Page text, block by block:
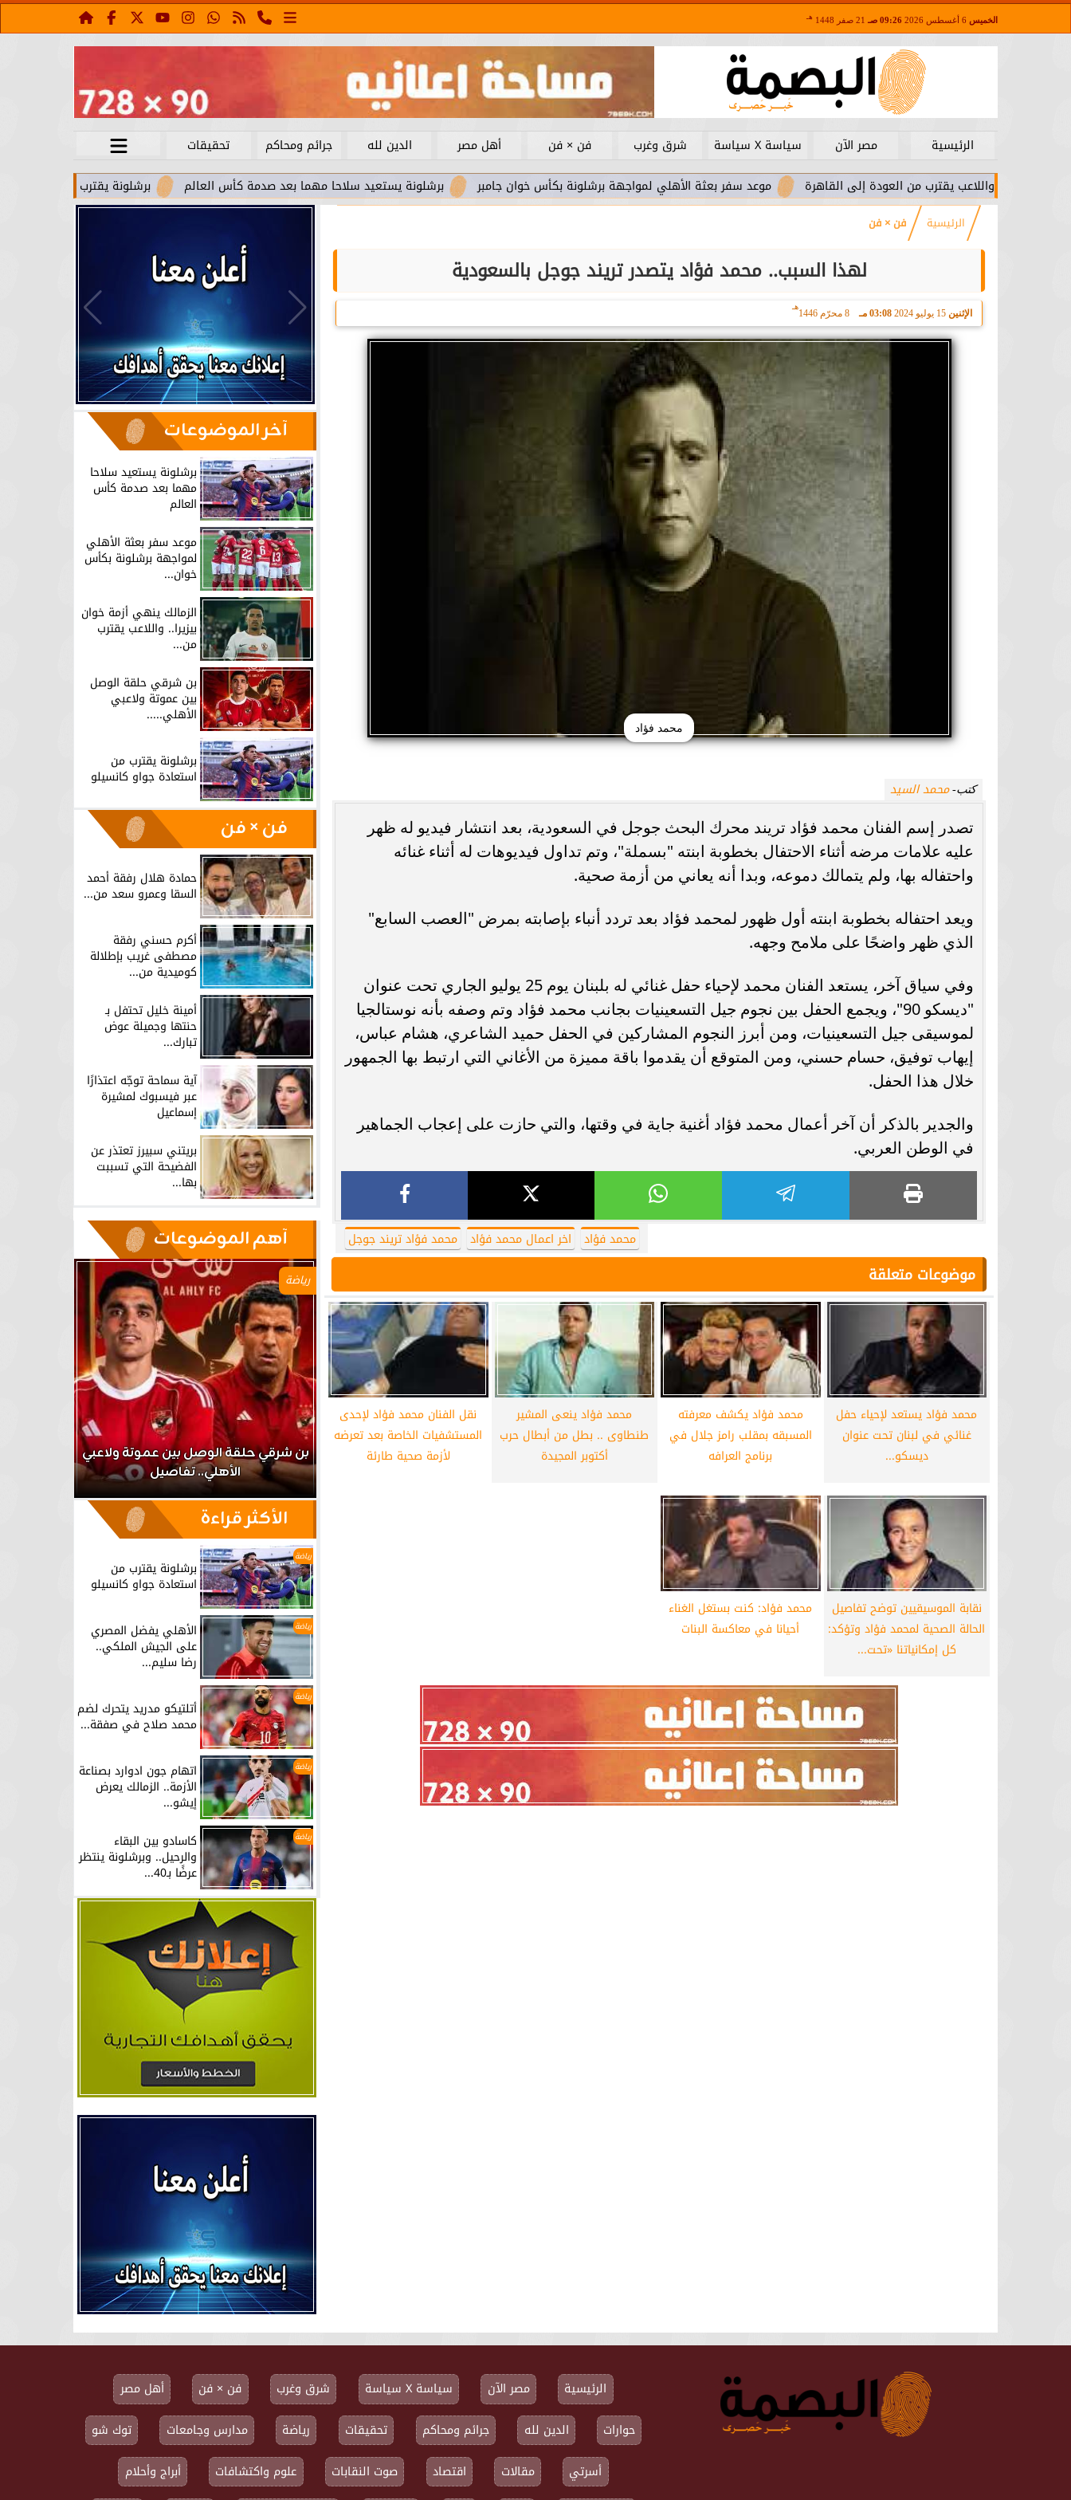
الخميس 09:26 صـ 21 صفر 1448 هـ
الرئيسية مصر الآن سياسة X سياسة شرق وغرب فن × فن أهل مصر الدين لله جرائم ومحاكم
تحقيقات
برشلونة يقترب من استعادة جواو كانسيلو
برشلونة يستعيد سلاحا مهما بعد صدمة كأس العالم موعد سفر بعثة الأهلي لمواجهة برشلونة بكأس خوان جامبر واللاعب يقترب من العودة إلى القاهرة
الرئيسية فن × فن
لهذا السبب.. محمد فؤاد يتصدر تريند جوجل بالسعودية
الإثنين 15 يوليو 2024 03:08 مـ 8 محرّم 1446
هـ
محمد فؤاد
كتب-محمد السيد
تصدر إسم الفنان محمد فؤاد تريند محرك البحث جوجل في السعودية، بعد انتشار فيديو له ظهر
عليه علامات مرضه أثناء الاحتفال بخطوبة ابنته "بسملة"، وتم تداول فيديوهات له أثناء غنائه
واحتفاله بها، ولم يتمالك دموعه، وبدا أنه يعاني من أزمة صحية.
ويعد احتفاله بخطوبة ابنته أول ظهور لمحمد فؤاد بعد تردد أنباء بإصابته بمرض "العصب السابع"
الذي ظهر واضحًا على ملامح وجهه.
وفي سياق آخر، يستعد الفنان محمد لإحياء حفل غنائي له بلبنان يوم 25 يوليو الجاري تحت عنوان
"ديسكو 90"، ويجمع الحفل بين نجوم جيل التسعينيات بجانب محمد فؤاد وتم وصفه بأنه نوستالجيا
لموسيقى جيل التسعينيات، ومن أبرز النجوم المشاركين في الحفل حميد الشاعري، هشام عباس،
إيهاب توفيق، حسام حسني، ومن المتوقع أن يقدموا باقة مميزة من الأغاني التي ارتبط بها الجمهور
خلال هذا الحفل.
والجدير بالذكر أن آخر أعمال محمد فؤاد أغنية جاية في وقتها، والتي حازت على إعجاب الجماهير
في الوطن العربي.
محمد فؤاد اخر اعمال محمد فؤاد محمد فؤاد تريند جوجل
موضوعات متعلقة
محمد فؤاد يستعد لإحياء حفل
غنائي في لبنان تحت عنوان
ديسكو...
محمد فؤاد يكشف معرفته
المسبقه بمقلب رامز جلال في
برنامج العرافه
محمد فؤاد ينعى المشير
طنطاوى .. بطل من أبطال حرب
أكتوبر المجيدة
نقل الفنان محمد فؤاد لإحدى
المستشفيات الخاصة بعد تعرضه
لأزمة صحية طارئة
نقابة الموسيقيين توضح تفاصيل
الحالة الصحية لمحمد فؤاد وتؤكد:
كل إمكانياتنا «تحت...
محمد فؤاد: كنت بستغل الغناء
أحيانا في معاكسة البنات
آخر الموضوعات
برشلونة يستعيد سلاحا
مهما بعد صدمة كأس
العالم
موعد سفر بعثة الأهلي
لمواجهة برشلونة بكأس
خوان...
الزمالك ينهي أزمة خوان
بيزيرا.. واللاعب يقترب
من...
بن شرقي حلقة الوصل
بين عموتة ولاعبي
الأهلي.....
برشلونة يقترب من
استعادة جواو كانسيلو
فن × فن
حمادة هلال رفقة أحمد
السقا وعمرو سعد من...
أكرم حسني رفقة
مصطفى غريب بإطلالة
كوميدية من...
أمينة خليل تحتفل بـ
حنتها وجميلة عوض
تبارك...
آية سماحة توجّه اعتذارًا
عبر فيسبوك لمشيرة
إسماعيل
بريتني سبيرز تعتذر عن
الفضيحة التي تسببت
بها...
آهم الموضوعات
برشلونة يستعيد سلاحا مهما بعد صدمة
موعد سفر بعثة الأهلي لمواجهة برشلونة
الزمالك ينهي أزمة خوان بيزيرا.. واللاعب
رياضة
بن شرقي حلقة الوصل بين عموتة ولاعبي
الأهلي.. تفاصيل
الأكثر قراءة
رياضة
برشلونة يقترب من
استعادة جواو كانسيلو
رياضة الأهلي يفضل المصري
على الجيش الملكي..
رضا سليم...
رياضة
أتلتيكو مدريد يتحرك لضم
محمد صلاح في صفقة...
رياضة اتهام جون ادوارد بصناعة
الأزمة.. الزمالك يعرض
إيشو...
رياضة كاسادو بين البقاء
والرحيل.. وبرشلونة ينتظر
عرضًا بـ40...
الرئيسية مصر الآن سياسة X سياسة شرق وغرب فن × فن
أهل مصر
حوارات
الدين لله جرائم ومحاكم تحقيقات رياضة مدارس وجامعات
توك شو
أسرتي
مقالات اقتصاد صوت النقابات علوم واكتشافات أبراج وأحلام